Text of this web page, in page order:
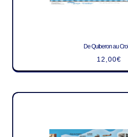
De Quiberon au
12,00€